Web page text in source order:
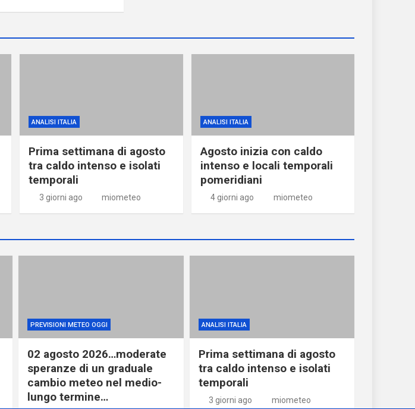
ANALISI ITALIA
Prima settimana di agosto
tra caldo intenso e isolati
temporali
3 giorni ago miometeo
ANALISI ITALIA
Agosto inizia con caldo
intenso e locali temporali
pomeridiani
4 giorni ago miometeo
PREVISIONI METEO OGGI
02 agosto 2026…moderate
speranze di un graduale
cambio meteo nel medio-
lungo termine…
ANALISI ITALIA
Prima settimana di agosto
tra caldo intenso e isolati
temporali
3 giorni ago miometeo